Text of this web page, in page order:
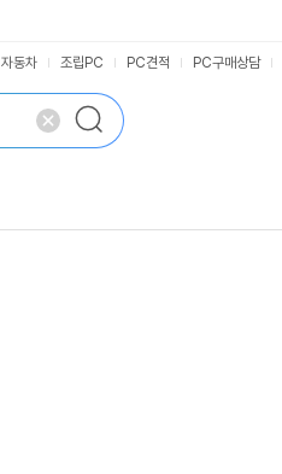
자동차 조립PC PC견적 PC구매상담